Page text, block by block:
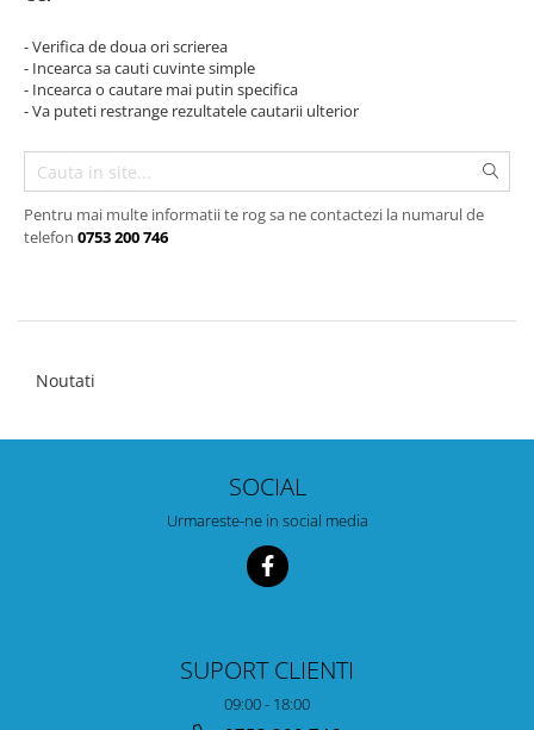
- Verifica de doua ori scrierea
- Incearca sa cauti cuvinte simple
- Incearca o cautare mai putin specifica
- Va puteti restrange rezultatele cautarii ulterior
Pentru mai multe informatii te rog sa ne contactezi la numarul de
telefon 0753 200 746
Noutati
SOCIAL
Urmareste-ne in social media
SUPORT CLIENTI
09:00 - 18:00